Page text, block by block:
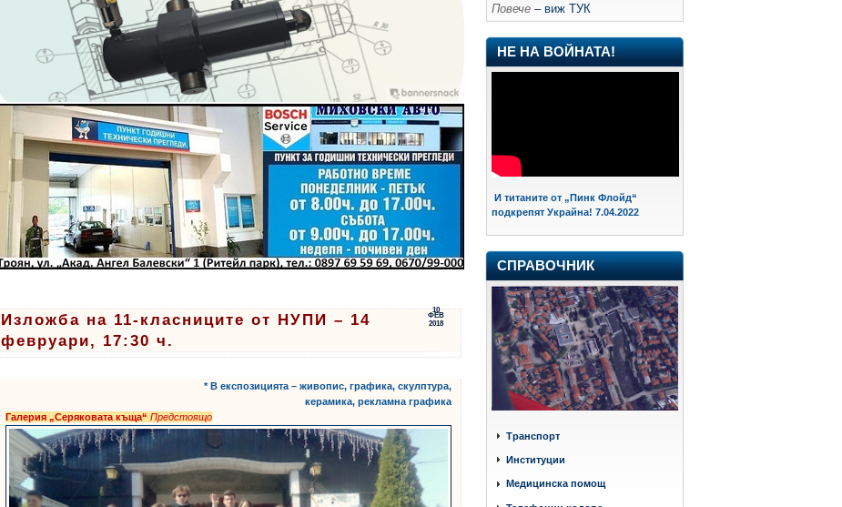
10
ФЕВ
2018
Изложба на 11-класниците от НУПИ – 14
февруари, 17:30 ч.
* В експозицията – живопис, графика, скулптура,
керамика, рекламна графика
Галерия „Серяковата къща“Предстоящо
Повече – виж ТУК
НЕ НА ВОЙНАТА!
И титаните от „Пинк Флойд“
подкрепят Украйна! 7.04.2022
СПРАВОЧНИК
Транспорт
Институции
Медицинска помощ